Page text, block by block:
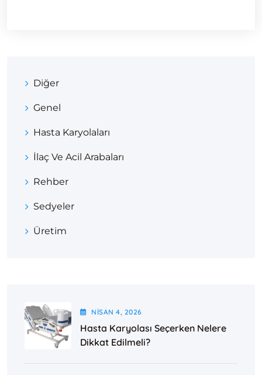
Diğer
Genel
Hasta Karyolaları
İlaç Ve Acil Arabaları
Rehber
Sedyeler
Üretim
NISAN4 , 2026
Hasta Karyolası Seçerken Nelere
Dikkat Edilmeli?